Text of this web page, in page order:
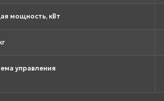
мощность, кВт
управления